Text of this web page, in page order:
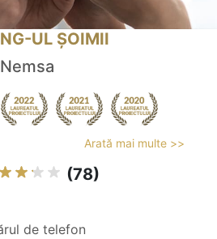
UL ȘOIMII
Arată mai multe >>
(78)
de telefon